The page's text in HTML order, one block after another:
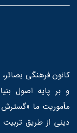
کانون فرهنگی
مأموریت ما «گسترش
دینی از طریق